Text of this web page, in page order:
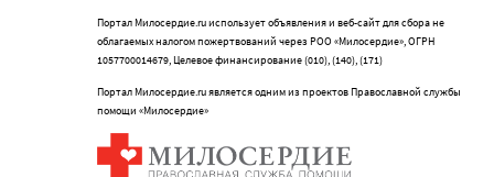
Портал Милосердие.ru использует объявления и веб-сайт для сбора не
облагаемых налогом пожертвований через РОО «Милосердие», ОГРН
1057700014679, Целевое финансирование (010), (140), (171)
Портал Милосердие.ru является одним из проектов Православной службы
помощи «Милосердие»